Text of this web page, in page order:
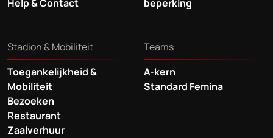
Help & Contact
beperking
Stadion & Mobiliteit
Toegankelijkheid &
Mobiliteit
Bezoeken
Restaurant
Zaalverhuur
Teams
A-kern
Standard Femina